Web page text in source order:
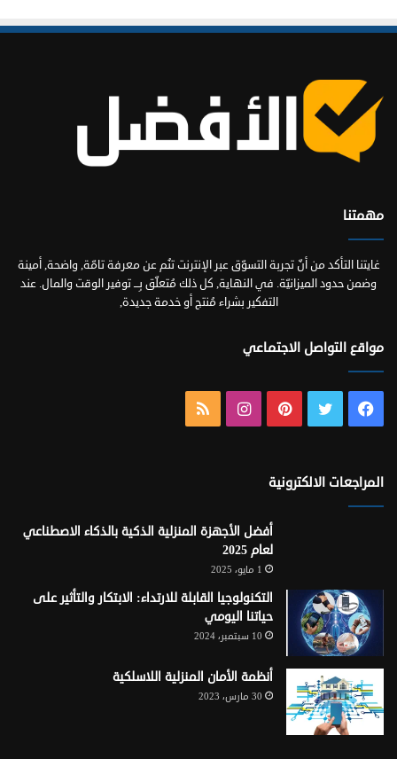
مهمتنا
غايتنا التأكد من أنّ تجربة التسوّق عبر الإنترنت تنُم عن معرفة تامّة, واضحة, أمينة
وضمن حدود الميزانيّة. في النهاية, كل ذلك مُتعلّق بِـــ توفير الوقت والمال. عند
التفكير بشراء مُنتج أو خدمة جديدة,
مواقع التواصل الاجتماعي
فيسبوك تويتر بينتيريستانستقرام
المراجعات الالكترونية
أفضل الأجهزة المنزلية الذكية بالذكاء الاصطناعي
لعام 2025
1 مايو، 2025
التكنولوجيا القابلة للارتداء: الابتكار والتأثير على
حياتنا اليومي
10 سبتمبر، 2024
أنظمة الأمان المنزلية اللاسلكية
30 مارس، 2023